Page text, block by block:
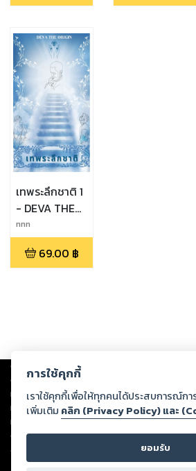
เทพระลึกชาติ 1
- DEVA THE
ORIGIN
nnn
69.00 ฿
Copyright © 2026
ต่อผลงานหรือเนื้อหาใดที่อัปโหลดผ่านเว็บไซต์และป
ทรัพย์สินทางปัญญาของบุคคลอื่นหรือขัดต่อกฎหมา
ทุกท่านโปรดใช้วิจารณญาณในการกลั่นกรองด้วยต
หนึ่งส่วนใดขัดต่อกฎหมายและศีลธรรม กรุณาแจ้งม
ดำเนินการในทันที ทั้งนี้ ทางสตอรี่ล็อกขอสงวนลิ
ลิขสิทธิ์ พ.ศ. 2537 (ฉบับล่าสุด)
การใช้คุกกี้
เราใช้คุกกี้เพื่อให้ทุกคนได้ประสบการณ์ก
เพิ่มเติม คลิก (Privacy Policy) และ
ยอมรับ